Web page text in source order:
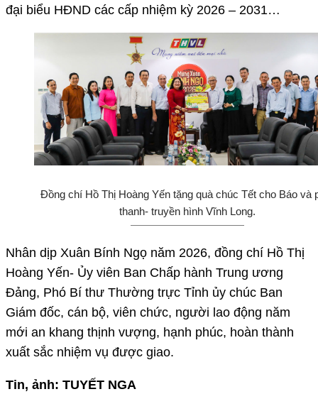
đại biểu HĐND các cấp nhiệm kỳ 2026 – 2031…
Đồng chí Hồ Thị Hoàng Yến tặng quà chúc Tết cho Báo và
thanh- truyền hình Vĩnh Long.
Nhân dịp Xuân Bính Ngọ năm 2026, đồng chí Hồ Thị
Hoàng Yến- Ủy viên Ban Chấp hành Trung ương
Đảng, Phó Bí thư Thường trực Tỉnh ủy chúc Ban
Giám đốc, cán bộ, viên chức, người lao động năm
mới an khang thịnh vượng, hạnh phúc, hoàn thành
xuất sắc nhiệm vụ được giao.
Tin, ảnh: TUYẾT NGA